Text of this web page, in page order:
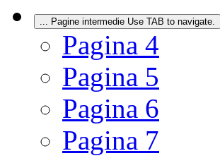
... Pagine intermedie Use TAB to navigate.
Pagina 4
Pagina 5
Pagina 6
Pagina 7